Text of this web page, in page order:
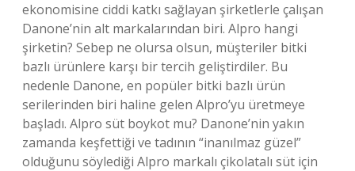
ekonomisine ciddi katkı sağlayan şirketlerle çalışan
Danone’nin alt markalarından biri. Alpro hangi
şirketin? Sebep ne olursa olsun, müşteriler bitki
bazlı ürünlere karşı bir tercih geliştirdiler. Bu
nedenle Danone, en popüler bitki bazlı ürün
serilerinden biri haline gelen Alpro’yu üretmeye
başladı. Alpro süt boykot mu? Danone’nin yakın
zamanda keşfettiği ve tadının “inanılmaz güzel”
olduğunu söylediği Alpro markalı çikolatalı süt için